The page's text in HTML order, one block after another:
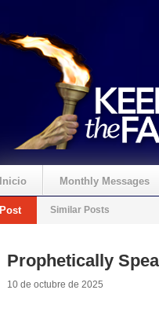
Inicio Monthly Messages
Post Similar Posts
Prophetically
10 de octubre de 2025